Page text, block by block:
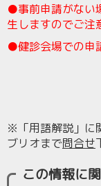
●事前申請がない
生しますのでご注
●健診会場での申
※「用語解説」に
ブリオまで問合せ
この情報に